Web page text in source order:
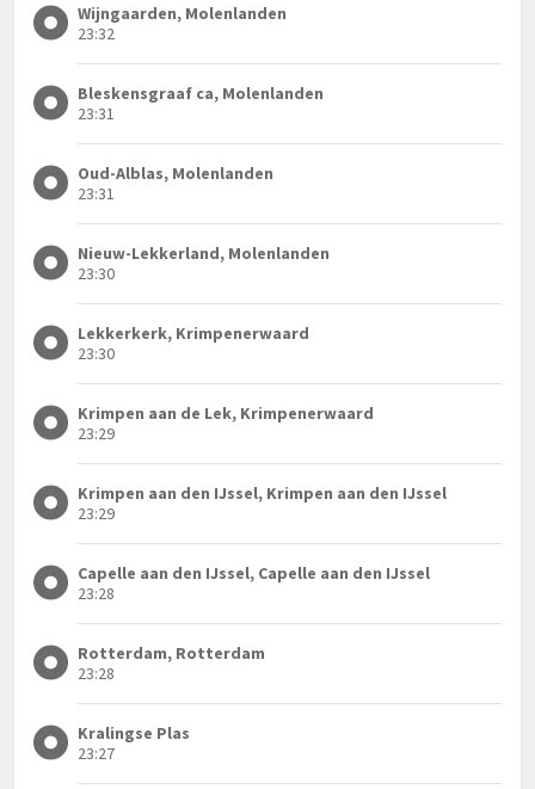
Wijngaarden, Molenlanden
23:32
Bleskensgraaf ca, Molenlanden
23:31
Oud-Alblas, Molenlanden
23:31
Nieuw-Lekkerland, Molenlanden
23:30
Lekkerkerk, Krimpenerwaard
23:30
Krimpen aan de Lek, Krimpenerwaard
23:29
Krimpen aan den IJssel, Krimpen aan den IJssel
23:29
Capelle aan den IJssel, Capelle aan den IJssel
23:28
Rotterdam, Rotterdam
23:28
Kralingse Plas
23:27